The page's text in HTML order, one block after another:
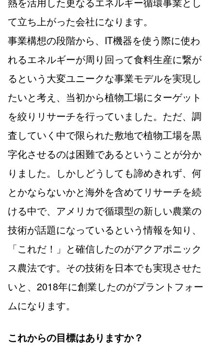
て立ち上がった会社になります。
事業構想の段階から、IT機器を使う際に使わ
れるエネルギーが周り回って食料生産に繋が
るという大変ユニークな事業モデルを実現し
たいと考え、当初から植物工場にターゲット
を絞りリサーチを行っていました。ただ、調
査していく中で限られた敷地で植物工場を黒
字化させるのは困難であるということが分か
りました。しかしどうしても諦めきれず、何
とかならないかと海外を含めてリサーチを続
ける中で、アメリカで循環型の新しい農業の
技術が話題になっているという情報を知り、
「これだ！」と確信したのがアクアポニック
ス農法です。その技術を日本でも実現させた
いと、2018年に創業したのがプラントフォー
ムになります。
これからの目標はありますか？